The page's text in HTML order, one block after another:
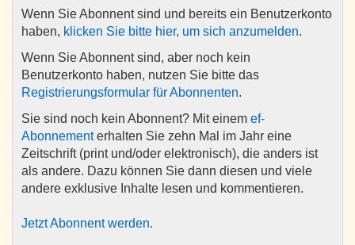
Wenn Sie Abonnent sind und bereits ein Benutzerkonto
haben, klicken Sie bitte hier, um sich anzumelden.
Wenn Sie Abonnent sind, aber noch kein
Benutzerkonto haben, nutzen Sie bitte das
Registrierungsformular für Abonnenten.
Sie sind noch kein Abonnent? Mit einem ef-
Abonnementerhalten Sie zehn Mal im Jahr eine
Zeitschrift (print und/oder elektronisch), die anders ist
als andere. Dazu können Sie dann diesen und viele
andere exklusive Inhalte lesen und kommentieren.
Jetzt Abonnent werden.